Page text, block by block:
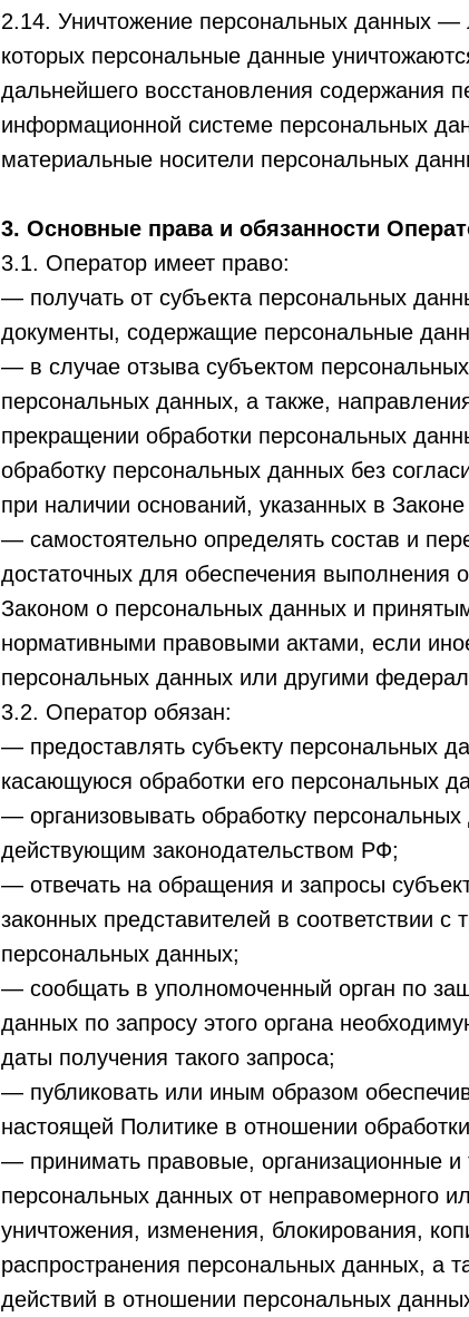
2.14. Уничтожение персональных данных —
которых персональные данные
дальнейшего восстановления содержания
информационной системе персональных
материальные носители персональных
3. Основные права и обязанности
3.1. Оператор имеет право:
— получать от субъекта персональных
документы, содержащие персональные
— в случае отзыва субъектом
персональных данных, а также,
прекращении обработки персональных
обработку персональных данных без
при наличии оснований, указанных в
— самостоятельно определять состав и
достаточных для обеспечения выполнения
Законом о персональных данных и
нормативными правовыми актами, если
персональных данных или другими
3.2. Оператор обязан:
— предоставлять субъекту персональных
касающуюся обработки его персональных
— организовывать обработку
действующим законодательством РФ;
— отвечать на обращения и запросы
законных представителей в соответствии с
персональных данных;
— сообщать в уполномоченный орган по
данных по запросу этого органа
даты получения такого запроса;
— публиковать или иным образом
настоящей Политике в отношении
— принимать правовые, организационные
персональных данных от неправомерного
уничтожения, изменения, блокирования,
распространения персональных данных, а
действий в отношении персональных